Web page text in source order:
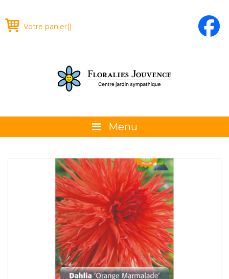
Votre panier()
Menu
La boutique
Promotions et évènements
Conseils
Glossaire
Calendrier horticole
Emplois